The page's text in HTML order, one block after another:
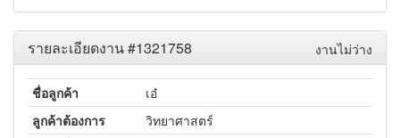
งานไม่ว่าง
รายละเอียดงาน #1321758
ชื่อลูกค้า
เอ๋
ลูกค้าต้องการ
วิทยาศาสตร์